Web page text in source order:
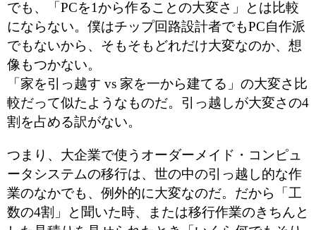
でも、「PCを1から作ることの大変さ」とは比較
にならない。僕はチップ回路設計者でもPC自作派
でもないから、そもそもどれだけ大変なのか、想
像もつかない。
「家を引っ越す vs 家を一から建てる」の大変さ比
較だって似たようなものだ。引っ越しが大変さの4
割を占める訳がない。
つまり、大企業で使うオーダーメイド・コンピュ
ータシステムの移行は、世の中の引っ越し的な作
業のなかでも、例外的に大変なのだ。だから「工
数の4割」と聞いた時、または移行作業のきちんと